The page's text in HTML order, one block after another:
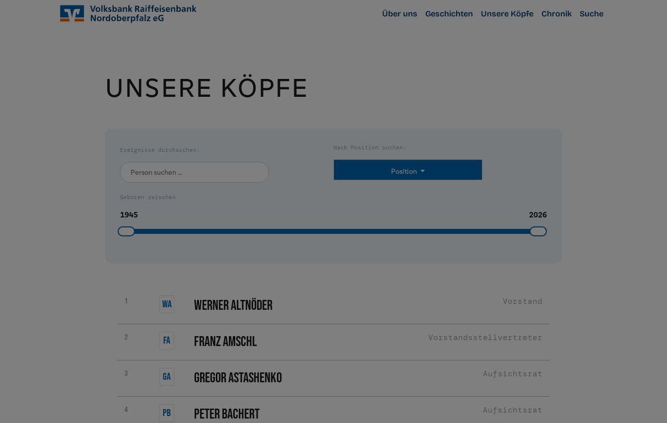
Über uns Geschichten Unsere Köpfe Chronik Suche
UNSERE KÖPFE
Ereignisse durchsuchen: Nach Position suchen:
Position
Geboren zwischen
1945 2026
1 WA Werner Altnöder Vorstand
2 FA Franz Amschl Vorstandsstellvertreter
3 GA Gregor Astashenko Aufsichtsrat
4 PB Peter Bachert Aufsichtsrat